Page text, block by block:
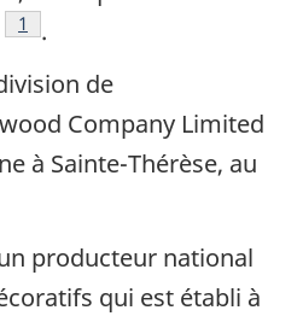
Note de bas de page
1
.
de
Company Limited
à Sainte-Thérèse, au
page
producteur national
qui est établi à